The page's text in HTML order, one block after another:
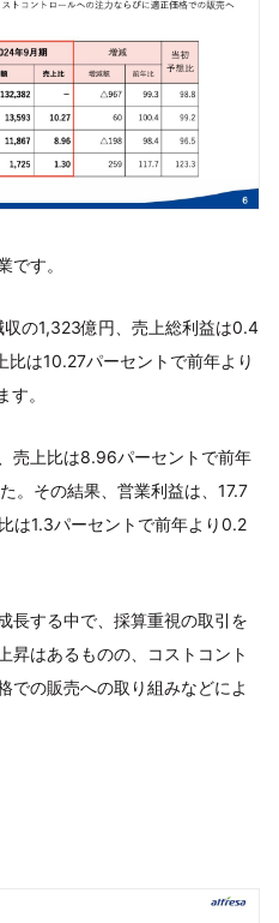
です。
の1,323億円、売上総利益は0.4
は10.27パーセントで前年より
。
売上比は8.96パーセントで前年
。その結果、営業利益は、17.7
は1.3パーセントで前年より0.2
長する中で、採算重視の取引を
昇はあるものの、コストコント
での販売への取り組みなどによ